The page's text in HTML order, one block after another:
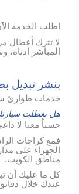
اطلب الخدمة
لا تترك أعطال
المباشر
بنشر تبديل
خدمات طوارئ
هل تعطلت
حسناُ معنا لا
فمع كراجات
الجهراء على
مناطق الكويت.
كل ما عليك أن
عندك خلال